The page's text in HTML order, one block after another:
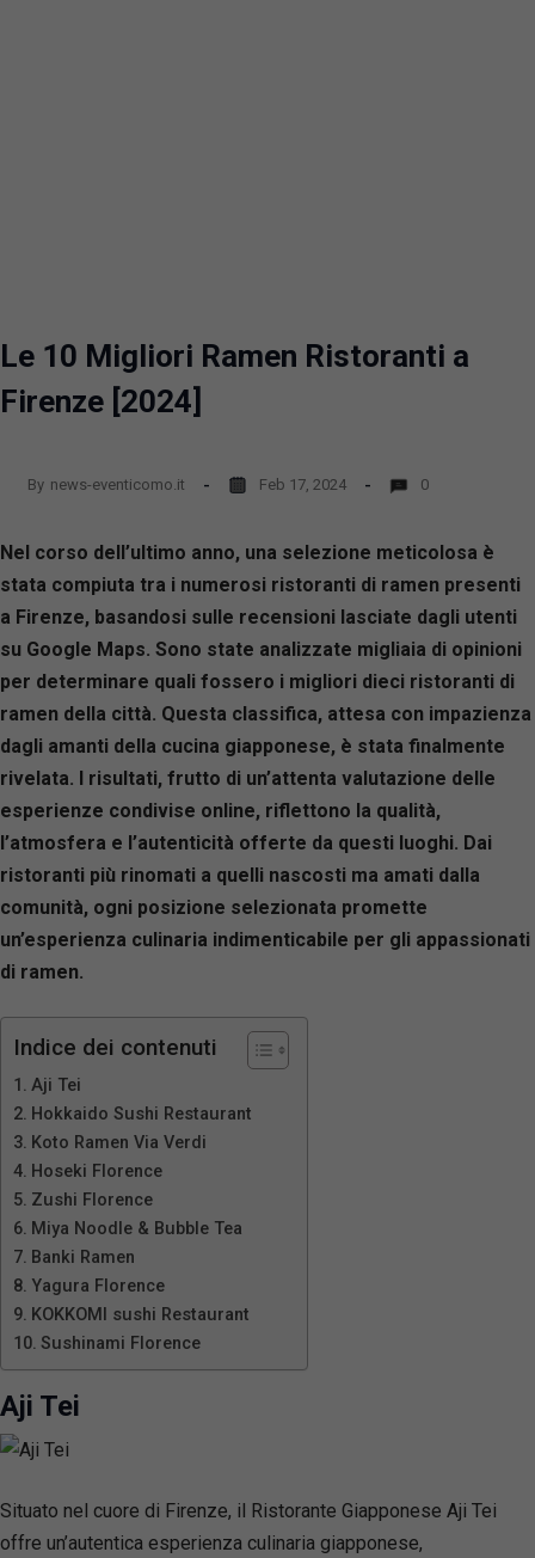
Le 10 Migliori Ramen Ristoranti a
Firenze [2024]
By news-eventicomo.it Feb 17, 2024 0
Nel corso dell’ultimo anno, una selezione meticolosa è
stata compiuta tra i numerosi ristoranti di ramen presenti
a Firenze, basandosi sulle recensioni lasciate dagli utenti
su Google Maps. Sono state analizzate migliaia di opinioni
per determinare quali fossero i migliori dieci ristoranti di
ramen della città. Questa classifica, attesa con impazienza
dagli amanti della cucina giapponese, è stata finalmente
rivelata. I risultati, frutto di un’attenta valutazione delle
esperienze condivise online, riflettono la qualità,
l’atmosfera e l’autenticità offerte da questi luoghi. Dai
ristoranti più rinomati a quelli nascosti ma amati dalla
comunità, ogni posizione selezionata promette
un’esperienza culinaria indimenticabile per gli appassionati
di ramen.
Indice dei contenuti
Aji Tei
Hokkaido Sushi Restaurant
Koto Ramen Via Verdi
Hoseki Florence
Zushi Florence
Miya Noodle & Bubble Tea
Banki Ramen
Yagura Florence
KOKKOMI sushi Restaurant
Sushinami Florence
Aji Tei
Situato nel cuore di Firenze, il Ristorante Giapponese Aji Tei
offre un’autentica esperienza culinaria giapponese,